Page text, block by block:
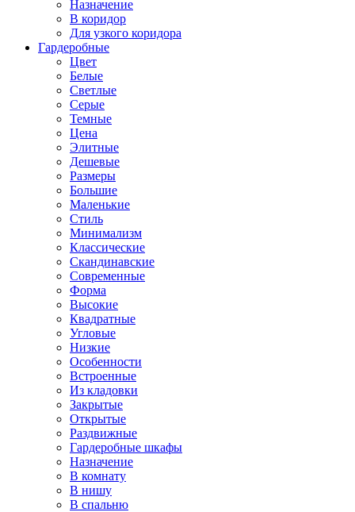
Назначение
В коридор
Для узкого коридора
Гардеробные
Цвет
Белые
Светлые
Серые
Темные
Цена
Элитные
Дешевые
Размеры
Большие
Маленькие
Стиль
Минимализм
Классические
Скандинавские
Современные
Форма
Высокие
Квадратные
Угловые
Низкие
Особенности
Встроенные
Из кладовки
Закрытые
Открытые
Раздвижные
Гардеробные шкафы
Назначение
В комнату
В нишу
В спальню